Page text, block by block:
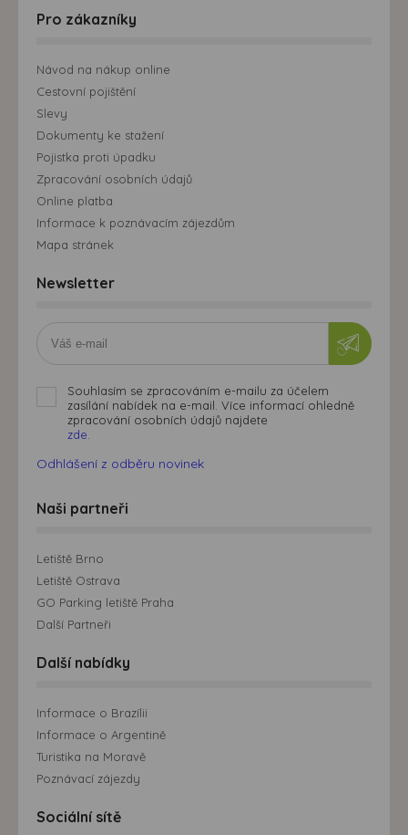
Pro zákazníky
Návod na nákup online
Cestovní pojištění
Slevy
Dokumenty ke stažení
Pojistka proti úpadku
Zpracování osobních údajů
Online platba
Informace k poznávacím zájezdům
Mapa stránek
Newsletter
Souhlasím se zpracováním e-mailu za účelem
zasílání nabídek na e-mail. Více informací ohledně
zpracování osobních údajů najdete
zde.
Odhlášení z odběru novinek
Naši partneři
Letiště Brno
Letiště Ostrava
GO Parking letiště Praha
Další Partneři
Další nabídky
Informace o Brazílii
Informace o Argentině
Turistika na Moravě
Poznávací zájezdy
Sociální sítě